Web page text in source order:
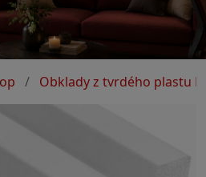
Obklady z tvrdého plastu